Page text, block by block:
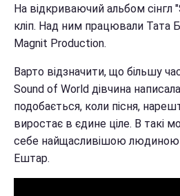
На відкриваючий альбом сінгл
кліп. Над ним працювали Тата
Magnit Production.
Варто відзначити, що більшу
Sound of World дівчина
подобається, коли пісня,
виростає в єдине ціле. В такі
себе найщасливішою людиною
Ештар.